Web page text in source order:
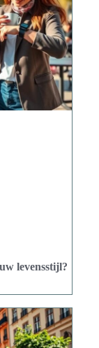
levensstijl?